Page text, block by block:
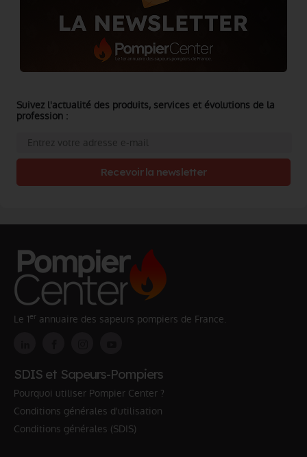
Suivez l'actualité des produits, services et évolutions de la
profession :
Recevoir la newsletter
Le 1er annuaire des sapeurs pompiers de France.
SDIS et Sapeurs-Pompiers
Pourquoi utiliser Pompier Center ?
Conditions générales d'utilisation
Conditions générales (SDIS)